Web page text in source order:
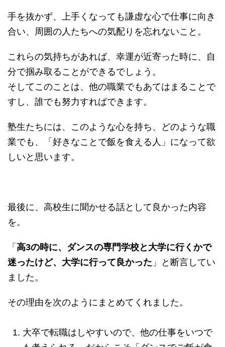
手を抜かず、上手くなっても謙虚な心で仕事に向き
合い、周囲の人たちへの気配りを忘れないこと。
これらの気持ちがあれば、幸運が近寄った時に、自
分で掴み取ることができるでしょう。
そしてこのことは、他の職業でもあてはまることで
すし、誰でも努力すればできます。
塾生たちには、このような心を持ち、どのような職
業でも、「好きなことで飯を食える人」になって欲
しいと思います。
最後に、高校生に聞かせる話として良かった内容
を。
「 高3の時に、ダンスの専門学校と大学に行くかで
迷ったけど、大学に行って良かった 」と断言してい
ました。
その理由を次のようにまとめてくれました。
大卒で転職はしやすいので、他の仕事をいつで